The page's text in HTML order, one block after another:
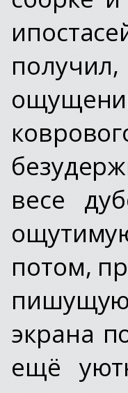
весе
потом,
экрана
ещё